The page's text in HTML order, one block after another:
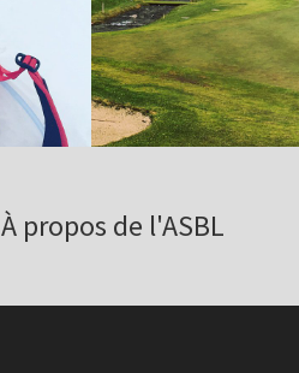
À propos de l'ASBL